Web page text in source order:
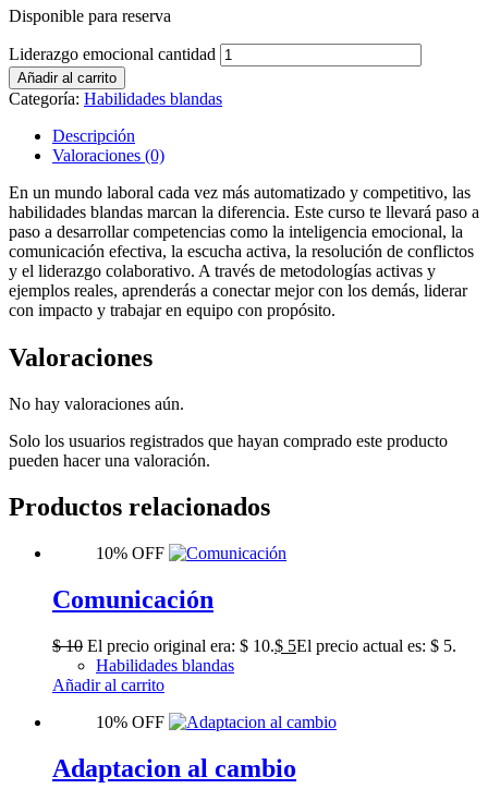
Disponible para reserva
Liderazgo emocional cantidad
Añadir al carrito
Categoría: Habilidades blandas
Descripción
Valoraciones (0)
En un mundo laboral cada vez más automatizado y competitivo, las
habilidades blandas marcan la diferencia. Este curso te llevará paso a
paso a desarrollar competencias como la inteligencia emocional, la
comunicación efectiva, la escucha activa, la resolución de conflictos
y el liderazgo colaborativo. A través de metodologías activas y
ejemplos reales, aprenderás a conectar mejor con los demás, liderar
con impacto y trabajar en equipo con propósito.
Valoraciones
No hay valoraciones aún.
Solo los usuarios registrados que hayan comprado este producto
pueden hacer una valoración.
Productos relacionados
10% OFF
Comunicación
$10 El precio original era: $ 10.$ 5El precio actual es: $ 5.
Habilidades blandas
Añadir al carrito
10% OFF
Adaptacion al cambio